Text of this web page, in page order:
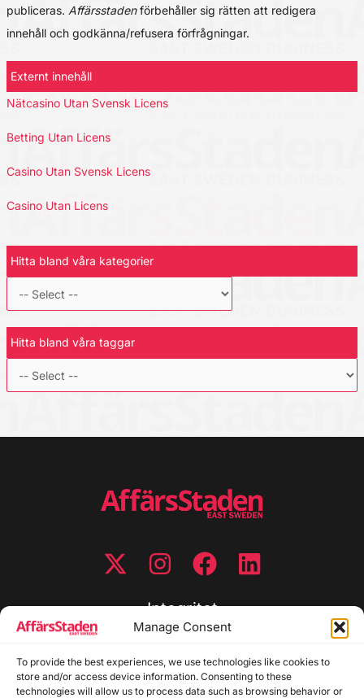
Manage Consent
To provide the best experiences, we use technologies like cookies to
store and/or access device information. Consenting to these
technologies will allow us to process data such as browsing behavior or
publiceras. Affärsstadenförbehåller sig rätten att redigera
innehåll och godkänna/refusera förfrågningar.
Externt innehåll
Nätcasino Utan Svensk Licens
Betting Utan Licens
Casino Utan Svensk Licens
Casino Utan Licens
Hitta bland våra kategorier
Hitta bland våra taggar
Integritet
Cookiepolicy
Disclaimer